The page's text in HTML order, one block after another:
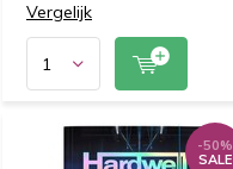
Vergelijk
-50%
SALE